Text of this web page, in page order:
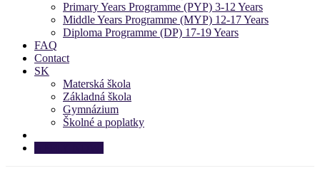
Primary Years Programme (PYP) 3-12 Years
Middle Years Programme (MYP) 12-17 Years
Diploma Programme (DP) 17-19 Years
FAQ
Contact
SK
Materská škola
Základná škola
Gymnázium
Školné a poplatky